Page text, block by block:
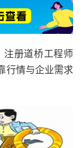
册道桥工程师
行情与企业需求